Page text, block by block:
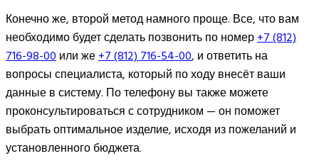
Конечно же, второй метод намного проще. Все, что вам
необходимо будет сделать позвонить по номер+7 (812)
716-98-00или же+7 (812) 716-54-00, и ответить на
вопросы специалиста, который по ходу внесёт ваши
данные в систему. По телефону вы также можете
проконсультироваться с сотрудником — он поможет
выбрать оптимальное изделие, исходя из пожеланий и
установленного бюджета.